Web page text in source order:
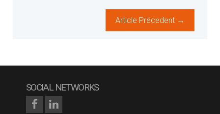
Article Précedent →
SOCIAL NETWORKS